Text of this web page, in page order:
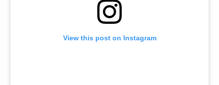
View this post on Instagram